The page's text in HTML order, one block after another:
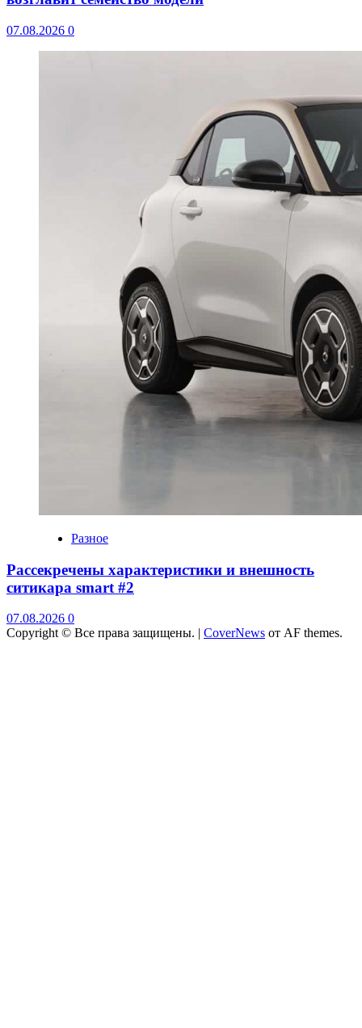
07.08.2026 0
Разное
Рассекречены характеристики и внешность
ситикара smart #2
07.08.2026 0
Copyright © Все права защищены. | CoverNews от AF themes.